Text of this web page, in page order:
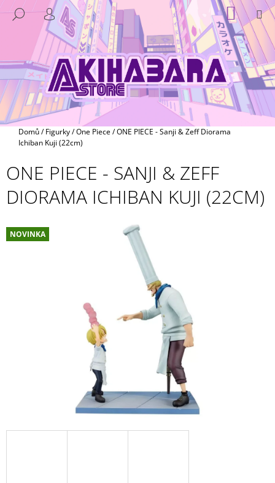
na
HLEDAT
PŘIHLÁŠENÍ KOŠÍK
Domů/ Figurky/One Piece/ONE PIECE - Sanji & Zeff Diorama
Ichiban Kuji (22cm)
ONE PIECE - SANJI & ZEFF
DIORAMA ICHIBAN KUJI (22CM)
NOVINKA
K
K
ZPĚT
ZPĚT
C
O
P
O
T
Ř
E
B
U
J
E
T
HLEDAT